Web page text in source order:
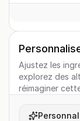
Ajustez les
explorez des
réimaginer